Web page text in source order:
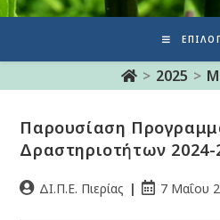
> 2025 >
Παρουσίαση
Δραστηριοτήτων 2024-
ΔΙ.Π.Ε. Πιερίας 7 Μαΐου